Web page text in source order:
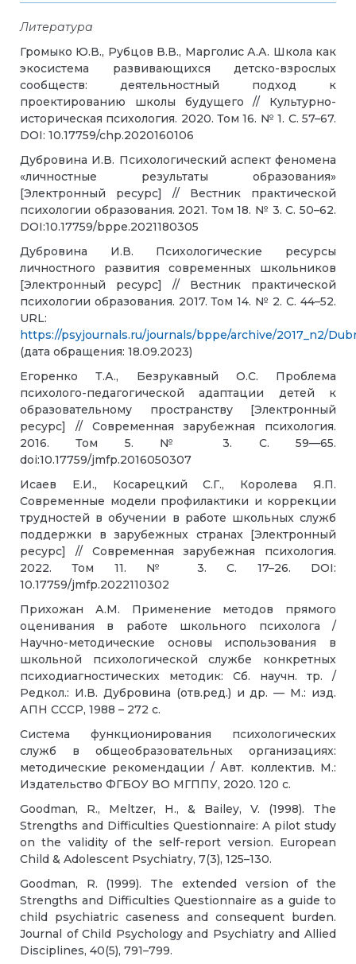
Литература
Громыко Ю.В., Рубцов В.В., Марголис А.А. Школа как
экосистема развивающихся детско-взрослых
сообществ: деятельностный подход к
проектированию школы будущего // Культурно-
историческая психология. 2020. Том 16. № 1. С. 57–67.
DOI: 10.17759/chp.2020160106
Дубровина И.В. Психологический аспект феномена
«личностные результаты образования»
[Электронный ресурс] // Вестник практической
психологии образования. 2021. Том 18. № 3. C. 50–62.
DOI:10.17759/bppe.2021180305
Дубровина И.В. Психологические ресурсы
личностного развития современных школьников
[Электронный ресурс] // Вестник практической
психологии образования. 2017. Том 14. № 2. С. 44–52.
URL:
https://psyjournals.ru/journals/bppe/archive/2017_n2/
(дата обращения: 18.09.2023)
Егоренко Т.А., Безрукавный О.С. Проблема
психолого-педагогической адаптации детей к
образовательному пространству [Электронный
ресурс] // Современная зарубежная психология.
2016. Том 5. № 3. С. 59—65.
doi:10.17759/jmfp.2016050307
Исаев Е.И., Косарецкий С.Г., Королева Я.П.
Современные модели профилактики и коррекции
трудностей в обучении в работе школьных служб
поддержки в зарубежных странах [Электронный
ресурс] // Современная зарубежная психология.
2022. Том 11. № 3. С. 17–26. DOI:
10.17759/jmfp.2022110302
Прихожан А.М. Применение методов прямого
оценивания в работе школьного психолога /
Научно-методические основы использования в
школьной психологической службе конкретных
психодиагностических методик: Сб. научн. тр. /
Редкол.: И.В. Дубровина (отв.ред.) и др. — М.: изд.
АПН СССР, 1988 – 272 с.
Система функционирования психологических
служб в общеобразовательных организациях:
методические рекомендации / Авт. коллектив. М.:
Издательство ФГБОУ ВО МГППУ, 2020. 120 с.
Goodman, R., Meltzer, H., & Bailey, V. (1998). The
Strengths and Difficulties Questionnaire: A pilot study
on the validity of the self-report version. European
Child & Adolescent Psychiatry, 7(3), 125–130.
Goodman, R. (1999). The extended version of the
Strengths and Difficulties Questionnaire as a guide to
child psychiatric caseness and consequent burden.
Journal of Child Psychology and Psychiatry and Allied
Disciplines, 40(5), 791–799.